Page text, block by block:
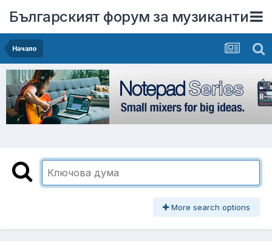
Българският форум за музиканти
Начало
More search options